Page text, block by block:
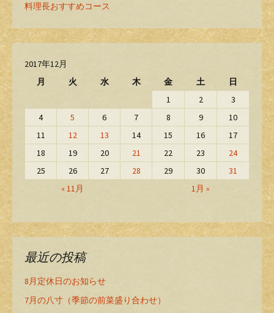
料理長おすすめコース
2017年12月
月
火 水 木 金 土 日
« 11月 1月 »
1 2
3
4
5 6 7 8 9
10
11
12 13 14 15 16
17
18
19 20 21 22 23
24
25
26 27 28 29 30 31
最近の投稿
8月定休日のお知らせ
7月の八寸（季節の前菜盛り合わせ）